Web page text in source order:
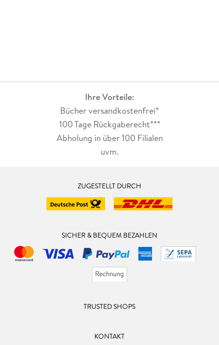
Ihre Vorteile:
Bücher versandkostenfrei*
100 Tage Rückgaberecht***
Abholung in über 100 Filialen
uvm.
ZUGESTELLT DURCH
SICHER & BEQUEM BEZAHLEN
TRUSTED SHOPS
KONTAKT